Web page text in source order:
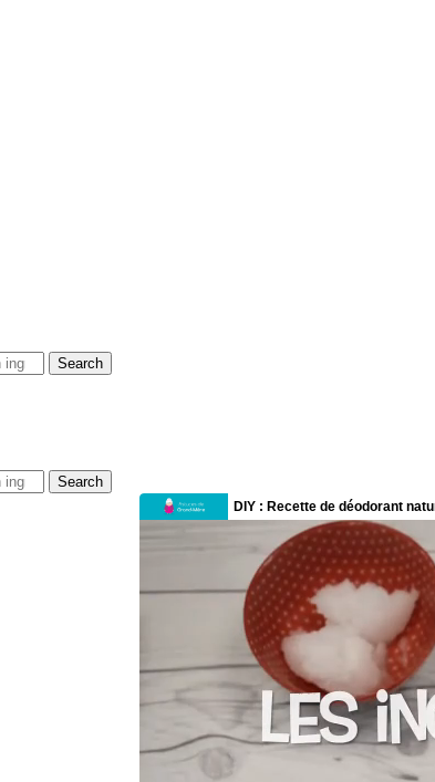
Search
Search